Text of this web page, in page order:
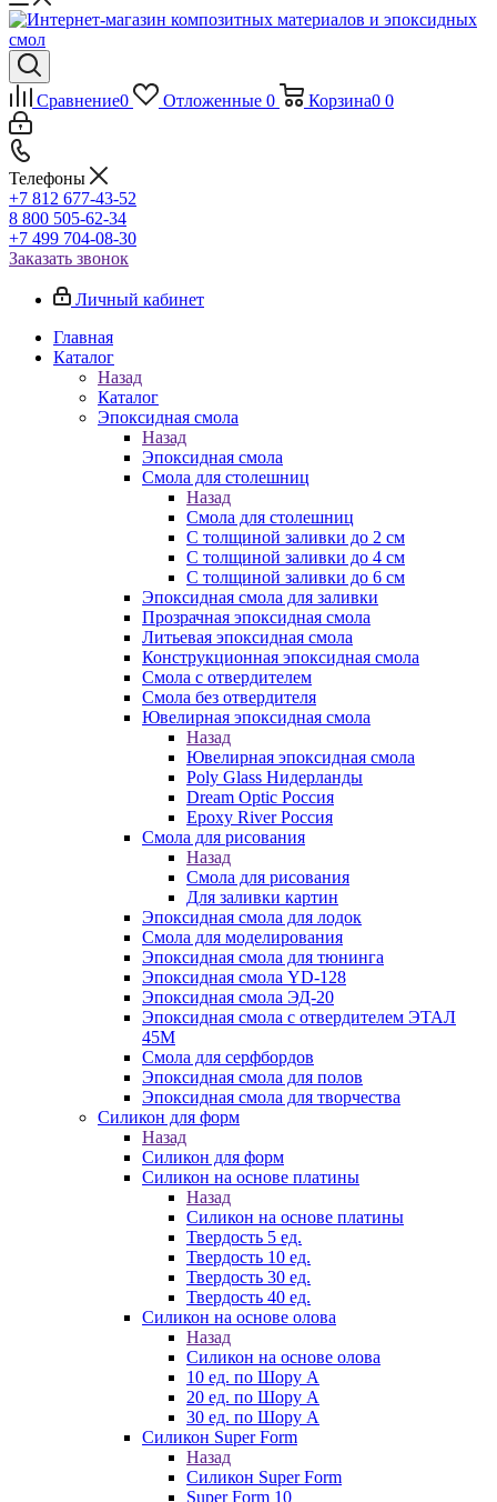
Сравнение0 Отложенные 0 Корзина0 0
Телефоны
+7 812 677-43-52
8 800 505-62-34
+7 499 704-08-30
Заказать звонок
Личный кабинет
Главная
Каталог
Назад
Каталог
Эпоксидная смола
Назад
Эпоксидная смола
Смола для столешниц
Назад
Смола для столешниц
С толщиной заливки до 2 см
С толщиной заливки до 4 см
С толщиной заливки до 6 см
Эпоксидная смола для заливки
Прозрачная эпоксидная смола
Литьевая эпоксидная смола
Конструкционная эпоксидная смола
Смола с отвердителем
Смола без отвердителя
Ювелирная эпоксидная смола
Назад
Ювелирная эпоксидная смола
Poly Glass Нидерланды
Dream Optic Россия
Epoxy River Россия
Смола для рисования
Назад
Смола для рисования
Для заливки картин
Эпоксидная смола для лодок
Смола для моделирования
Эпоксидная смола для тюнинга
Эпоксидная смола YD-128
Эпоксидная смола ЭД-20
Эпоксидная смола с отвердителем ЭТАЛ
45М
Смола для серфбордов
Эпоксидная смола для полов
Эпоксидная смола для творчества
Силикон для форм
Назад
Силикон для форм
Силикон на основе платины
Назад
Силикон на основе платины
Твердость 5 ед.
Твердость 10 ед.
Твердость 30 ед.
Твердость 40 ед.
Силикон на основе олова
Назад
Силикон на основе олова
10 ед. по Шору А
20 ед. по Шору А
30 ед. по Шору А
Силикон Super Form
Назад
Силикон Super Form
Super Form 10